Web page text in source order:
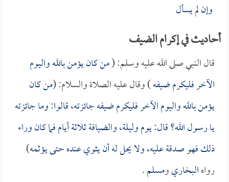
وإن لم يسأل
أحاديث في إكرام الضيف
قال النبي صلى الله عليه وسلم: (من كان يؤمن بالله واليوم
الآخر فليكرم ضيفه) وقال عليه الصلاة والسلام: (من كان
يؤمن بالله واليوم الآخر فليكرم ضيفه جائزته، قالوا: وما جائزته
يا رسول الله؟ قال: يوم وليلة، والضيافة ثلاثة أيام فما كان وراء
ذلك فهو صدقة عليه، ولا يحل له أن يثوي عنده حتى يؤثمه)
رواهالبخاريومسلم.